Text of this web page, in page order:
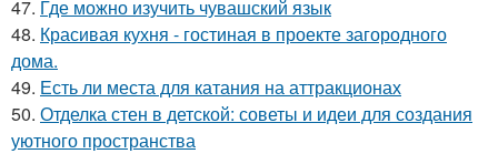
47. Где можно изучить чувашский язык
48. Красивая кухня - гостиная в проекте загородного
дома.
49. Есть ли места для катания на аттракционах
50. Отделка стен в детской: советы и идеи для создания
уютного пространства